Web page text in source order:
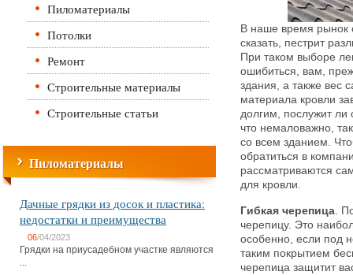
Пиломатериалы
Потолки
Ремонт
Строительные материалы
Строительные статьи
Пиломатериалы
Дачные грядки из досок и пластика:
недостатки и преимущества
06/04/2023
Грядки на приусадебном участке являются
...
В наше время рынок
сказать, пестрит
При таком выборе
ошибиться, вам,
здания, а также вес
материала кровли
долгим, послужит
что немаловажно,
со всем зданием.
обратиться в
рассматриваются
для кровли.
Гибкая черепица.
черепицу. Это
особенно, если под
таким покрытием
черепица защитит